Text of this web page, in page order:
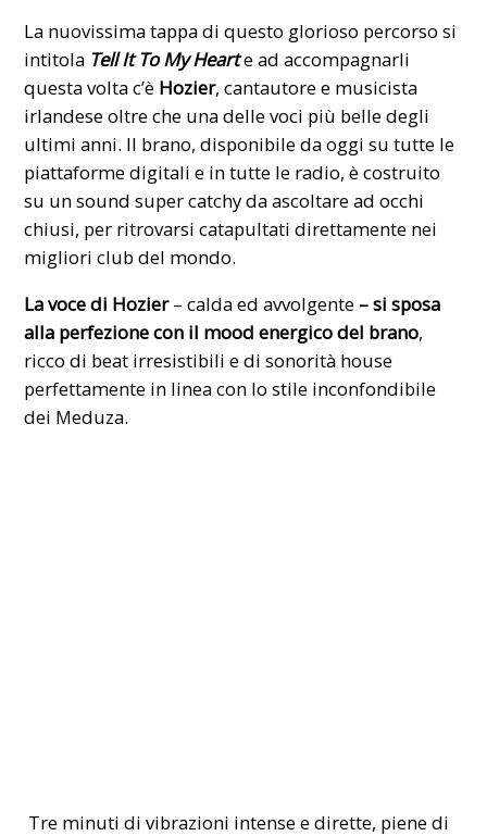
La nuovissima tappa di questo glorioso percorso si
intitola Tell It To My Hearte ad accompagnarli
questa volta c’è Hozier, cantautore e musicista
irlandese oltre che una delle voci più belle degli
ultimi anni. Il brano, disponibile da oggi su tutte le
piattaforme digitali e in tutte le radio, è costruito
su un sound super catchy da ascoltare ad occhi
chiusi, per ritrovarsi catapultati direttamente nei
migliori club del mondo.
La voce di Hozier– calda ed avvolgente – si sposa
alla perfezione con il mood energico del brano,
ricco di beat irresistibili e di sonorità house
perfettamente in linea con lo stile inconfondibile
dei Meduza.
Tre minuti di vibrazioni intense e dirette, piene di